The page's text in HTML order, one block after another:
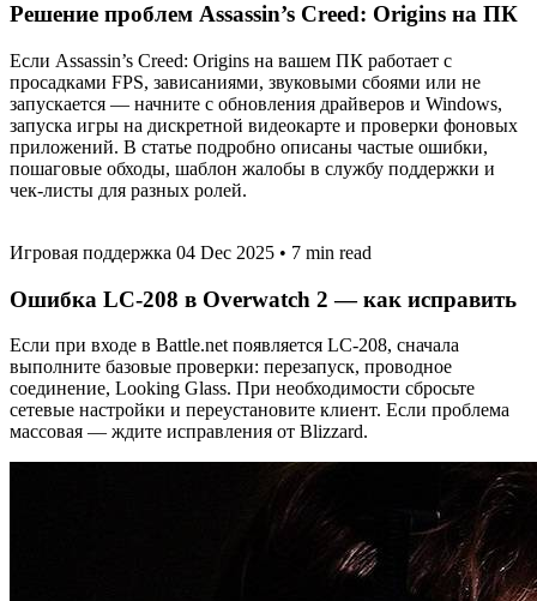
Решение проблем Assassin’s Creed: Origins на ПК
Если Assassin’s Creed: Origins на вашем ПК работает с
просадками FPS, зависаниями, звуковыми сбоями или не
запускается — начните с обновления драйверов и Windows,
запуска игры на дискретной видеокарте и проверки фоновых
приложений. В статье подробно описаны частые ошибки,
пошаговые обходы, шаблон жалобы в службу поддержки и
чек-листы для разных ролей.
Игровая поддержка 04 Dec 2025 • 7 min read
Ошибка LC-208 в Overwatch 2 — как исправить
Если при входе в Battle.net появляется LC-208, сначала
выполните базовые проверки: перезапуск, проводное
соединение, Looking Glass. При необходимости сбросьте
сетевые настройки и переустановите клиент. Если проблема
массовая — ждите исправления от Blizzard.